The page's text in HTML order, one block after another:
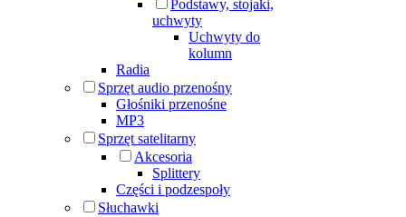
Podstawy, stojaki,
uchwyty
Uchwyty do
kolumn
Radia
Sprzęt audio przenośny
Głośniki przenośne
MP3
Sprzęt satelitarny
Akcesoria
Splittery
Części i podzespoły
Słuchawki